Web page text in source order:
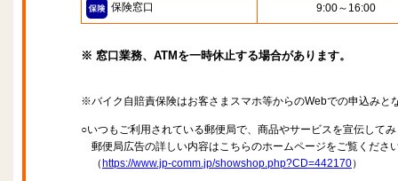
保険窓口 9:00～16:00
※ 窓口業務、ATMを一時休止する場合があります。
※バイク自賠責保険はお客さまスマホ等からのWebでの申込みと
○いつもご利用されている郵便局で、商品やサービスを宣伝して
郵便局広告の詳しい内容はこちらのホームページをご覧くださ
（ https://www.jp-comm.jp/showshop.php?CD=442170）